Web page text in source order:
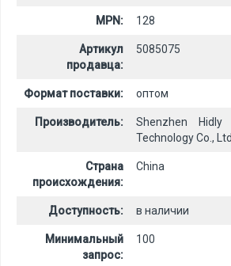
MPN: 128
Артикул
продавца:
5085075
Формат поставки: оптом
Производитель:
Shenzhen Hidly
Technology Co., Ltd
Страна
происхождения:
China
Доступность: в наличии
Минимальный
запрос:
100